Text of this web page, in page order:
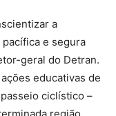
a
e segura
geral do Detran.
educativas de
ciclístico –